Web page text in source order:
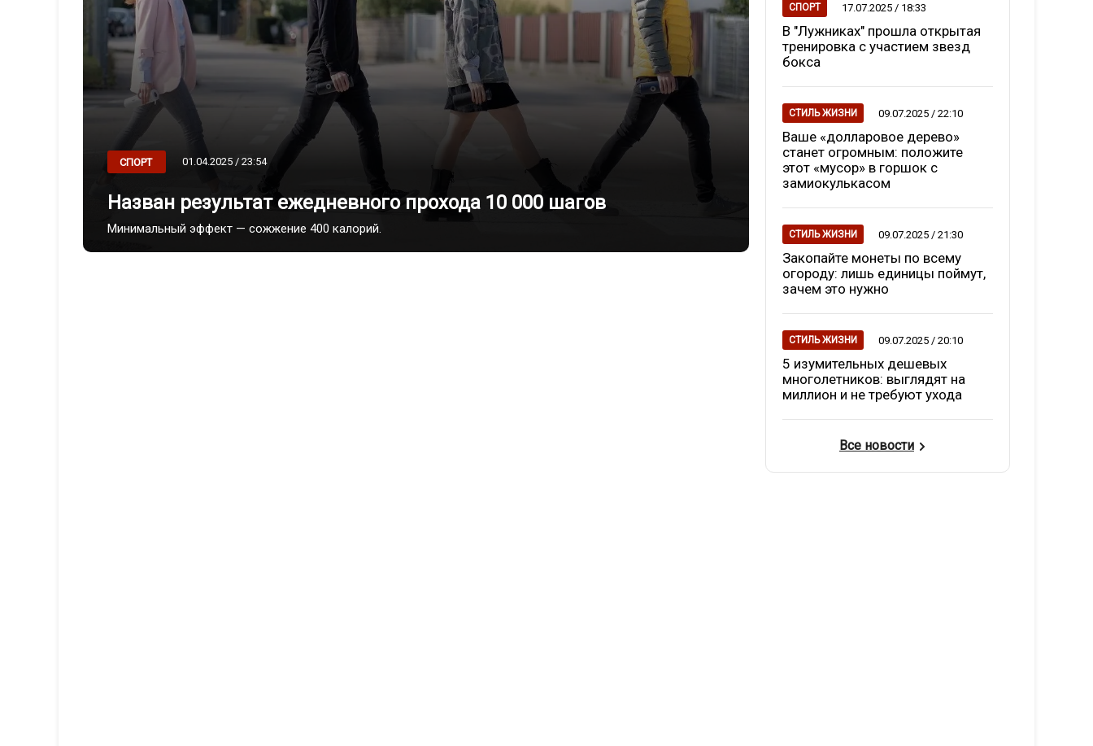
СПОРТ 01.04.2025 / 23:54
Назван результат ежедневного прохода 10 000 шагов
Минимальный эффект — сожжение 400 калорий.
СПОРТ 17.07.2025 / 18:33
В "Лужниках" прошла открытая
тренировка с участием звезд
бокса
СТИЛЬ ЖИЗНИ 09.07.2025 / 22:10
Ваше «долларовое дерево»
станет огромным: положите
этот «мусор» в горшок с
замиокулькасом
СТИЛЬ ЖИЗНИ 09.07.2025 / 21:30
Закопайте монеты по всему
огороду: лишь единицы поймут,
зачем это нужно
СТИЛЬ ЖИЗНИ 09.07.2025 / 20:10
5 изумительных дешевых
многолетников: выглядят на
миллион и не требуют ухода
Все новости